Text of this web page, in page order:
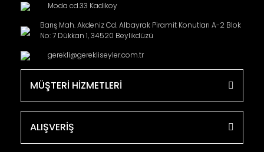
Moda cd.33 Kadikoy
Barış Mah. Akdeniz Cd. Albayrak Piramit Konutları A-2 Blok
No: 7 Dükkan 1, 34520 Beylikdüzü
gerekli@gerekliseyler.com.tr
MÜŞTERİ HİZMETLERİ
ALIŞVERİŞ